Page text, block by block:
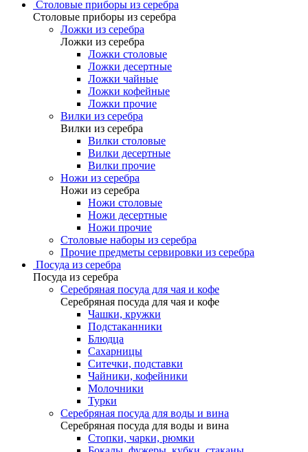
Столовые приборы из серебра
Столовые приборы из серебра
Ложки из серебра
Ложки из серебра
Ложки столовые
Ложки десертные
Ложки чайные
Ложки кофейные
Ложки прочие
Вилки из серебра
Вилки из серебра
Вилки столовые
Вилки десертные
Вилки прочие
Ножи из серебра
Ножи из серебра
Ножи столовые
Ножи десертные
Ножи прочие
Столовые наборы из серебра
Прочие предметы сервировки из серебра
Посуда из серебра
Посуда из серебра
Серебряная посуда для чая и кофе
Серебряная посуда для чая и кофе
Чашки, кружки
Подстаканники
Блюдца
Сахарницы
Ситечки, подставки
Чайники, кофейники
Молочники
Турки
Серебряная посуда для воды и вина
Серебряная посуда для воды и вина
Стопки, чарки, рюмки